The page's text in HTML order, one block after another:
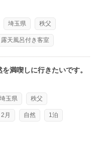
埼玉県 秩父
露天風呂付き客室
満喫しに行きたいです。
埼玉県 秩父
2月 自然 1泊